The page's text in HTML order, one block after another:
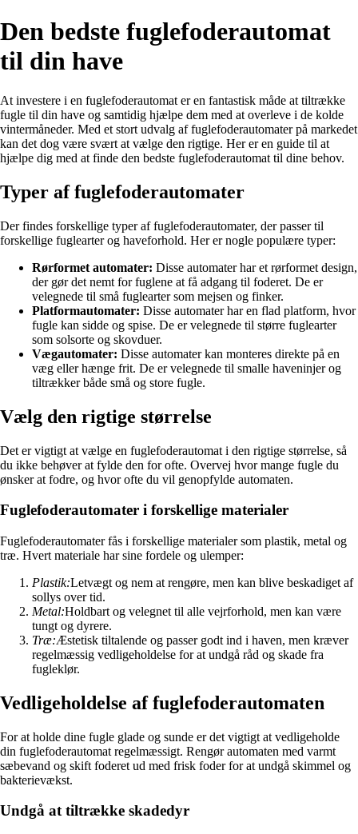
Den bedste fuglefoderautomat
til din have
At investere i en fuglefoderautomat er en fantastisk måde at tiltrække
fugle til din have og samtidig hjælpe dem med at overleve i de kolde
vintermåneder. Med et stort udvalg af fuglefoderautomater på markedet
kan det dog være svært at vælge den rigtige. Her er en guide til at
hjælpe dig med at finde den bedste fuglefoderautomat til dine behov.
Typer af fuglefoderautomater
Der findes forskellige typer af fuglefoderautomater, der passer til
forskellige fuglearter og haveforhold. Her er nogle populære typer:
Rørformet automater: Disse automater har et rørformet design,
der gør det nemt for fuglene at få adgang til foderet. De er
velegnede til små fuglearter som mejsen og finker.
Platformautomater: Disse automater har en flad platform, hvor
fugle kan sidde og spise. De er velegnede til større fuglearter
som solsorte og skovduer.
Vægautomater: Disse automater kan monteres direkte på en
væg eller hænge frit. De er velegnede til smalle haveninjer og
tiltrækker både små og store fugle.
Vælg den rigtige størrelse
Det er vigtigt at vælge en fuglefoderautomat i den rigtige størrelse, så
du ikke behøver at fylde den for ofte. Overvej hvor mange fugle du
ønsker at fodre, og hvor ofte du vil genopfylde automaten.
Fuglefoderautomater i forskellige materialer
Fuglefoderautomater fås i forskellige materialer som plastik, metal og
træ. Hvert materiale har sine fordele og ulemper:
Plastik:Letvægt og nem at rengøre, men kan blive beskadiget af
sollys over tid.
Metal:Holdbart og velegnet til alle vejrforhold, men kan være
tungt og dyrere.
Træ:Æstetisk tiltalende og passer godt ind i haven, men kræver
regelmæssig vedligeholdelse for at undgå råd og skade fra
fugleklør.
Vedligeholdelse af fuglefoderautomaten
For at holde dine fugle glade og sunde er det vigtigt at vedligeholde
din fuglefoderautomat regelmæssigt. Rengør automaten med varmt
sæbevand og skift foderet ud med frisk foder for at undgå skimmel og
bakterievækst.
Undgå at tiltrække skadedyr